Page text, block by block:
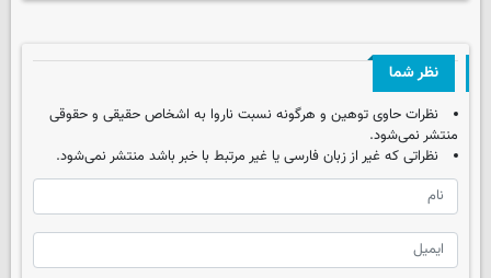
نظر شما
نظرات حاوی توهین و هرگونه نسبت ناروا به اشخاص حقیقی و حقوقی
منتشر نمی‌شود.
نظراتی که غیر از زبان فارسی یا غیر مرتبط با خبر باشد منتشر نمی‌شود.